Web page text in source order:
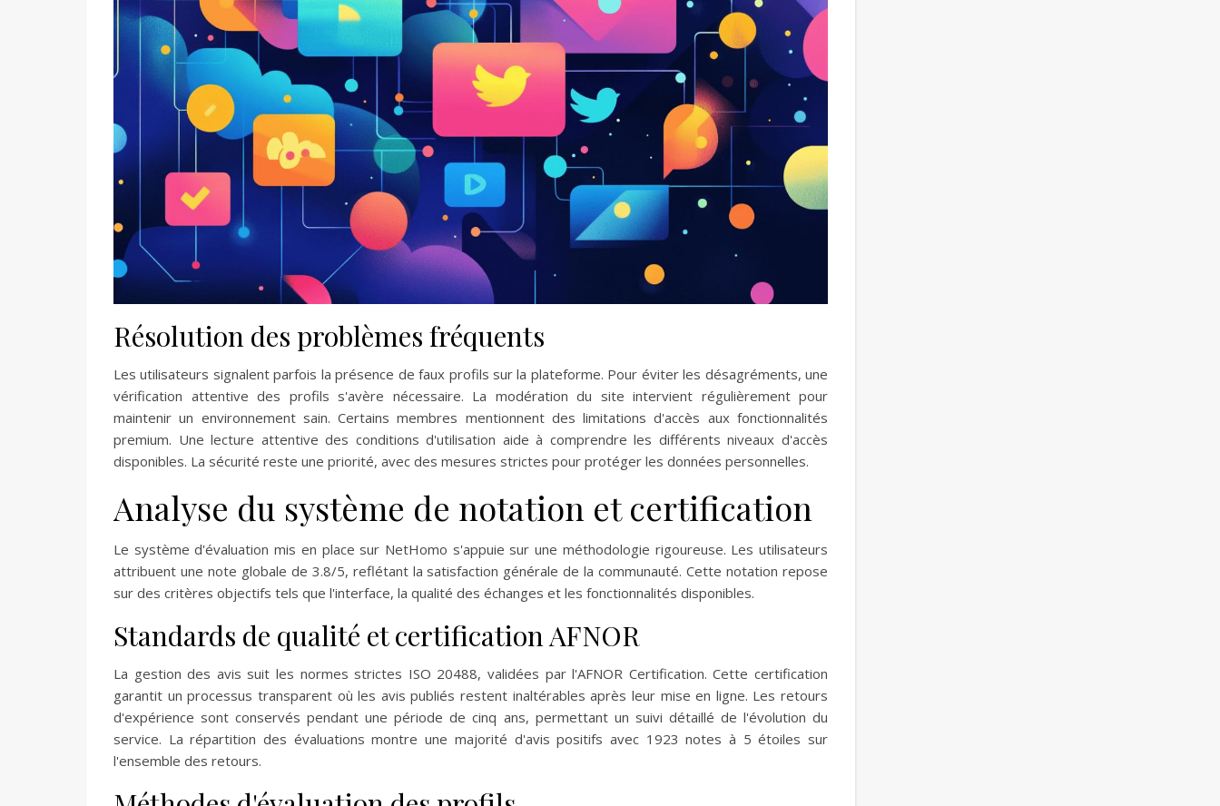
Résolution des problèmes fréquents
Les utilisateurs signalent parfois la présence de faux profils sur la plateforme. Pour éviter les désagréments, une
vérification attentive des profils s'avère nécessaire. La modération du site intervient régulièrement pour
maintenir un environnement sain. Certains membres mentionnent des limitations d'accès aux fonctionnalités
premium. Une lecture attentive des conditions d'utilisation aide à comprendre les différents niveaux d'accès
disponibles. La sécurité reste une priorité, avec des mesures strictes pour protéger les données personnelles.
Analyse du système de notation et certification
Le système d'évaluation mis en place sur NetHomo s'appuie sur une méthodologie rigoureuse. Les utilisateurs
attribuent une note globale de 3.8/5, reflétant la satisfaction générale de la communauté. Cette notation repose
sur des critères objectifs tels que l'interface, la qualité des échanges et les fonctionnalités disponibles.
Standards de qualité et certification AFNOR
La gestion des avis suit les normes strictes ISO 20488, validées par l'AFNOR Certification. Cette certification
garantit un processus transparent où les avis publiés restent inaltérables après leur mise en ligne. Les retours
d'expérience sont conservés pendant une période de cinq ans, permettant un suivi détaillé de l'évolution du
service. La répartition des évaluations montre une majorité d'avis positifs avec 1923 notes à 5 étoiles sur
l'ensemble des retours.